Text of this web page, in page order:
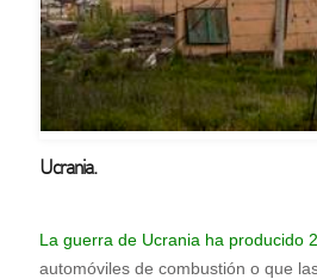
Ucrania.
La guerra de Ucrania ha producido
automóviles de combustión o que